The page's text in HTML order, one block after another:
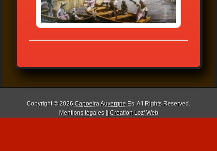
Copyright © 2026 Capoeira Auvergne Es. All Rights Reserved.
Mentions légales|| Création Loz' Web